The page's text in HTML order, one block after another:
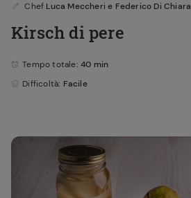
Chef Luca Meccheri e Federico Di Chiara
Kirsch di pere
Tempo totale: 40 min
Difficoltà: Facile